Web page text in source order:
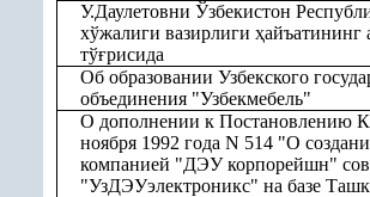
У.Даулетовни Ўзбекистон
хўжалиги вазирлиги ҳайъатининг
тўғрисида
Об образовании Узбекского
объединения "Узбекмебель"
О дополнении к Постановлению
ноября 1992 года N 514 "О
компанией "ДЭУ корпорейшн"
"УзДЭУэлектроникс" на базе